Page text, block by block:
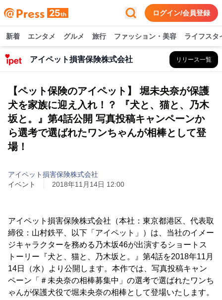
ログイン/会員登録
新着 エンタメ グルメ 旅行 ファッション・美容 ライフスタ
アイペット損害保険株式会社 リリース一覧
【ペット保険のアイペット】 堀未央奈が保護
犬を家族に迎え入れ！？ 『犬と、猫と、乃木
坂と。』第4話公開 写真投稿キャンペーンか
ら選考で選ばれたワンちゃんが相棒として登
場！
アイペット損害保険株式会社
イベント
2018年11月14日 12:00
アイペット損害保険株式会社（本社：東京都港区、代表取
締役：山村鉄平、以下「アイペット」）は、当社のイメー
ジキャラクターを務める乃木坂46が出演するショートス
トーリー『犬と、猫と、乃木坂と。』第4話を2018年11月
14日（水）より公開します。本作では、写真投稿キャン
ペーン「＃未央奈の相棒募集中」の選考で選ばれたワンち
ゃんが保護犬役で堀未央奈の相棒として登場いたします。